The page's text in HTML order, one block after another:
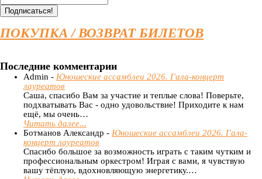
ПОКУПКА / ВОЗВРАТ БИЛЕТОВ
Последние комментарии
Admin - Юношеские ассамблеи 2026. Гала-концерт
лауреатов
Саша, спасибо Вам за участие и теплые слова! Поверьте,
подхватывать Вас - одно удовольствие! Приходите к нам
ещё, мы очень…
Читать далее...
Ботманов Александр - Юношеские ассамблеи 2026. Гала-
концерт лауреатов
Спасибо большое за возможность играть с таким чутким и
профессиональным оркестром! Играя с вами, я чувствую
вашу тёплую, вдохновляющую энергетику.…